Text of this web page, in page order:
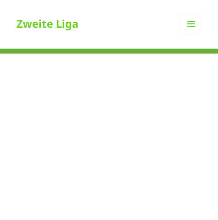
Zweite Liga
WIDGETS